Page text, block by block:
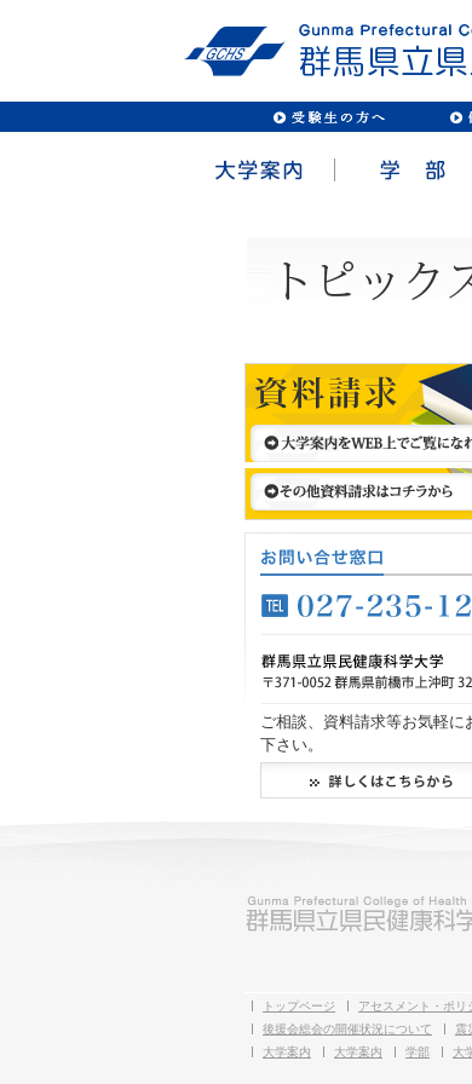
ご相談、資料請求等お気軽に
下さい。
トップページ アセスメント・ポリ
後援会総会の開催状況について
震
大学案内
大学案内 学部 大